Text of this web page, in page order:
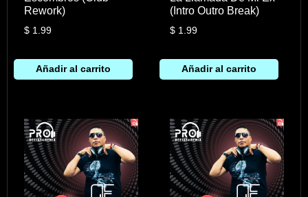
Rework)
$1.99
Añadir al carrito
(Intro Outro Break)
$ 1.99
Añadir al carrito